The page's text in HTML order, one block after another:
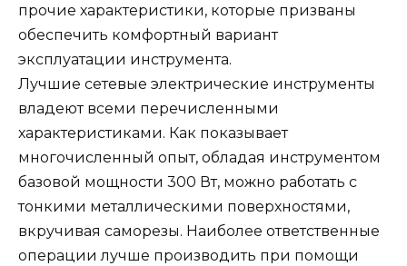
прочие характеристики, которые призваны
обеспечить комфортный вариант
эксплуатации инструмента.
Лучшие сетевые электрические инструменты
владеют всеми перечисленными
характеристиками. Как показывает
многочисленный опыт, обладая инструментом
базовой мощности 300 Вт, можно работать с
тонкими металлическими поверхностями,
вкручивая саморезы. Наиболее ответственные
операции лучше производить при помощи